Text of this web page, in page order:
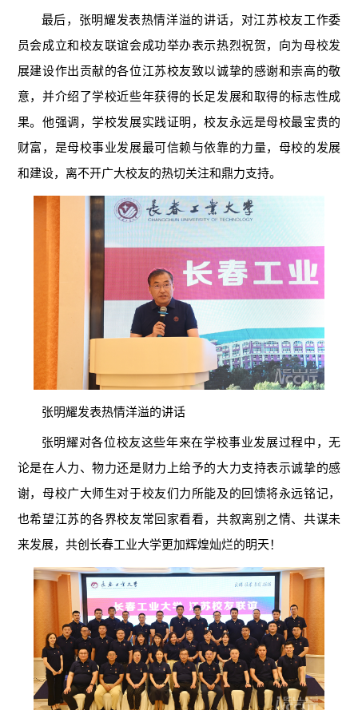
最后，张明耀发表热情洋溢的讲话，对江苏校友工作委
员会成立和校友联谊会成功举办表示热烈祝贺，向为母校发
展建设作出贡献的各位江苏校友致以诚挚的感谢和崇高的敬
意，并介绍了学校近些年获得的长足发展和取得的标志性成
果。他强调，学校发展实践证明，校友永远是母校最宝贵的
财富，是母校事业发展最可信赖与依靠的力量，母校的发展
和建设，离不开广大校友的热切关注和鼎力支持。
张明耀发表热情洋溢的讲话
张明耀对各位校友这些年来在学校事业发展过程中，无
论是在人力、物力还是财力上给予的大力支持表示诚挚的感
谢，母校广大师生对于校友们力所能及的回馈将永远铭记，
也希望江苏的各界校友常回家看看，共叙离别之情、共谋未
来发展，共创长春工业大学更加辉煌灿烂的明天！